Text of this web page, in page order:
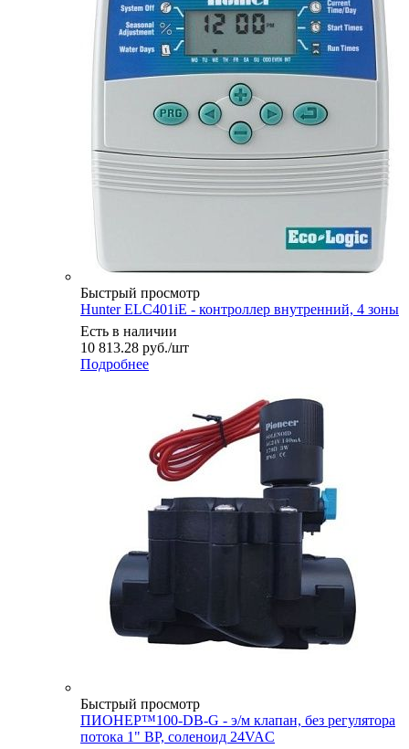
Быстрый просмотр
Hunter ELC401iE - контроллер внутренний, 4 зоны
Есть в наличии
10 813.28 руб./шт
Подробнее
Быстрый просмотр
ПИОНЕР™100-DB-G - э/м клапан, без регулятора
потока 1" ВР, соленоид 24VAC